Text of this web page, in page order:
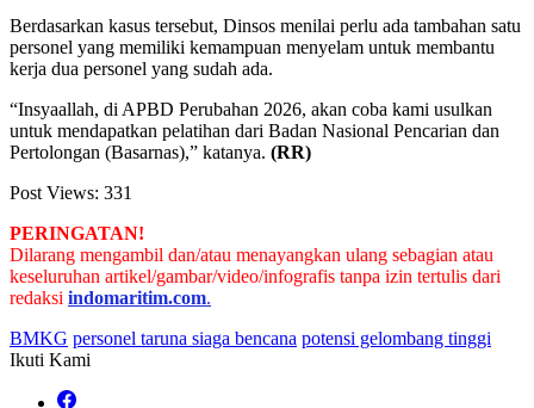
Berdasarkan kasus tersebut, Dinsos menilai perlu ada tambahan satu
personel yang memiliki kemampuan menyelam untuk membantu
kerja dua personel yang sudah ada.
“Insyaallah, di APBD Perubahan 2026, akan coba kami usulkan
untuk mendapatkan pelatihan dari Badan Nasional Pencarian dan
Pertolongan (Basarnas),” katanya. (RR)
Post Views: 331
PERINGATAN!
Dilarang mengambil dan/atau menayangkan ulang sebagian atau
keseluruhan artikel/gambar/video/infografis tanpa izin tertulis dari
redaksi indomaritim.com.
BMKG personel taruna siaga bencana potensi gelombang tinggi
Ikuti Kami